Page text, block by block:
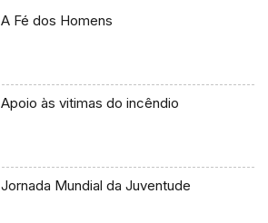
A Fé dos Homens
Apoio às vitimas do incêndio
Jornada Mundial da Juventude